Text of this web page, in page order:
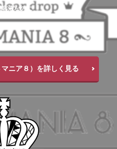
容液なのに
ニア８）を詳しく見る